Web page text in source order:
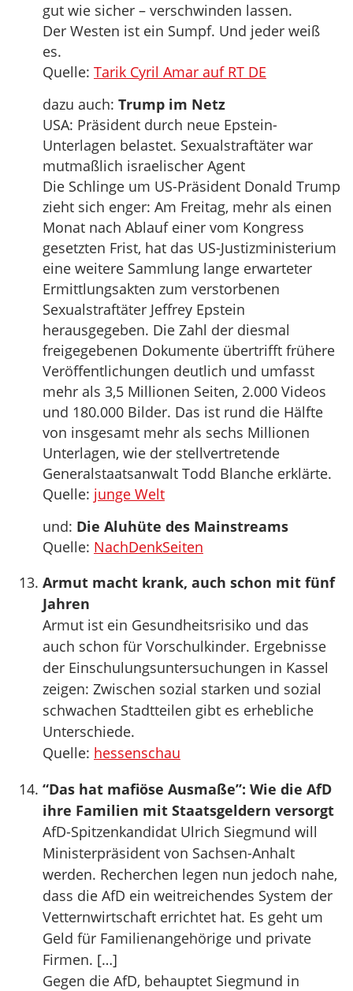
gut wie sicher – verschwinden lassen.
Der Westen ist ein Sumpf. Und jeder weiß
es.
Quelle: Tarik Cyril Amar auf RT DE
dazu auch: Trump im Netz
USA: Präsident durch neue Epstein-
Unterlagen belastet. Sexualstraftäter war
mutmaßlich israelischer Agent
Die Schlinge um US-Präsident Donald Trump
zieht sich enger: Am Freitag, mehr als einen
Monat nach Ablauf einer vom Kongress
gesetzten Frist, hat das US-Justizministerium
eine weitere Sammlung lange erwarteter
Ermittlungsakten zum verstorbenen
Sexualstraftäter Jeffrey Epstein
herausgegeben. Die Zahl der diesmal
freigegebenen Dokumente übertrifft frühere
Veröffentlichungen deutlich und umfasst
mehr als 3,5 Millionen Seiten, 2.000 Videos
und 180.000 Bilder. Das ist rund die Hälfte
von insgesamt mehr als sechs Millionen
Unterlagen, wie der stellvertretende
Generalstaatsanwalt Todd Blanche erklärte.
Quelle: junge Welt
und: Die Aluhüte des Mainstreams
Quelle: NachDenkSeiten
Armut macht krank, auch schon mit fünf
Jahren
Armut ist ein Gesundheitsrisiko und das
auch schon für Vorschulkinder. Ergebnisse
der Einschulungsuntersuchungen in Kassel
zeigen: Zwischen sozial starken und sozial
schwachen Stadtteilen gibt es erhebliche
Unterschiede.
Quelle: hessenschau
“Das hat mafiöse Ausmaße”: Wie die AfD
ihre Familien mit Staatsgeldern versorgt
AfD-Spitzenkandidat Ulrich Siegmund will
Ministerpräsident von Sachsen-Anhalt
werden. Recherchen legen nun jedoch nahe,
dass die AfD ein weitreichendes System der
Vetternwirtschaft errichtet hat. Es geht um
Geld für Familienangehörige und private
Firmen. […]
Gegen die AfD, behauptet Siegmund in